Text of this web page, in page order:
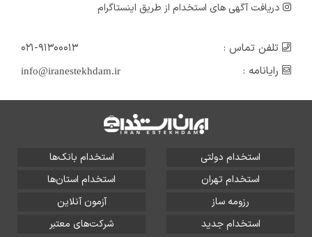
دریافت آگهی های استخدام از طریق اینستاگرام
تلفن تماس :
۰۲۱-۹۱۳۰۰۰۱۳
رایانامه :
info@iranestekhdam.ir
استخدام دولتی
استخدام بانک‌ها
استخدام تهران
استخدام استان‌ها
رزومه ساز
آزمون آنلاین
استخدام جدید
شرکت‌های معتبر